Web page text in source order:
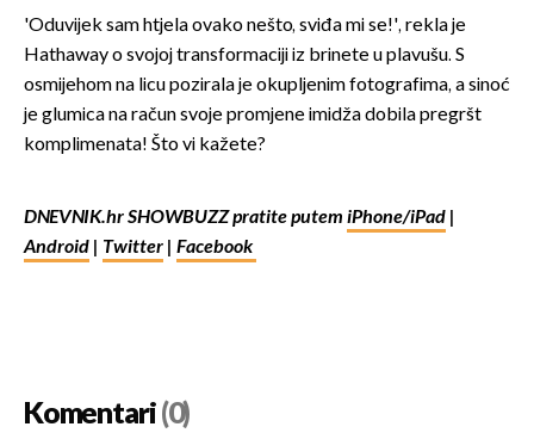
'Oduvijek sam htjela ovako nešto, sviđa mi se!', rekla je
Hathaway o svojoj transformaciji iz brinete u plavušu. S
osmijehom na licu pozirala je okupljenim fotografima, a sinoć
je glumica na račun svoje promjene imidža dobila pregršt
komplimenata! Što vi kažete?
DNEVNIK.hr SHOWBUZZ pratite putem iPhone/iPad |
Android | Twitter | Facebook
Komentari(0)